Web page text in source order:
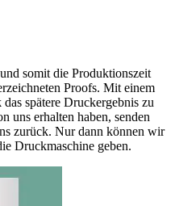
somit die Produktionszeit
Proofs. Mit einem
spätere Druckergebnis zu
uns erhalten haben, senden
zurück. Nur dann können wir
Druckmaschine geben.